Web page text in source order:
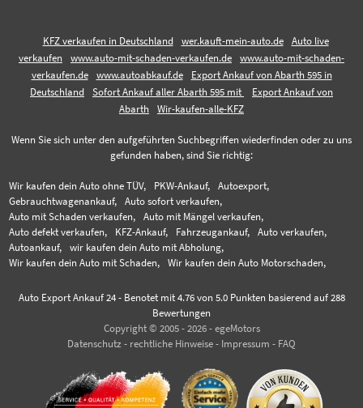
KFZ verkaufen in Deutschland wer.kauft-mein-auto.de
Auto live
verkaufen
www.auto-mit-schaden-verkaufen.de
www.auto-mit-schaden-
verkaufen.de
www.autoabkauf.de
Export Ankauf von Abarth 595 in
Deutschland
Sofort Ankauf aller Abarth 595 mit
Export Ankauf von
Abarth
Wir-kaufen-alle-KFZ
Wenn Sie sich unter den aufgeführten Suchbegriffen wiederfinden oder zu uns
gefunden haben, sind Sie richtig:
Wir kaufen dein Auto ohne TÜV, PKW-Ankauf,
Autoexport,
Gebrauchtwagenankauf,
Auto sofort verkaufen,
Auto mit Schaden verkaufen,
Auto mit Mängel verkaufen,
Auto defekt verkaufen,
KFZ-Ankauf, Fahrzeugankauf,
Auto verkaufen,
Autoankauf,
wir kaufen dein Auto mit Abholung,
Wir kaufen dein Auto mit Schaden,
Wir kaufen dein Auto Motorschaden,
Auto Export Ankauf 24- Benotet mit 4.76von 5.0 Punkten basierend auf 288
Bewertungen
Copyright © 2005 - 2026 - egeMotors
Datenschutz - rechtliche Hinweise - Impressum - FAQ